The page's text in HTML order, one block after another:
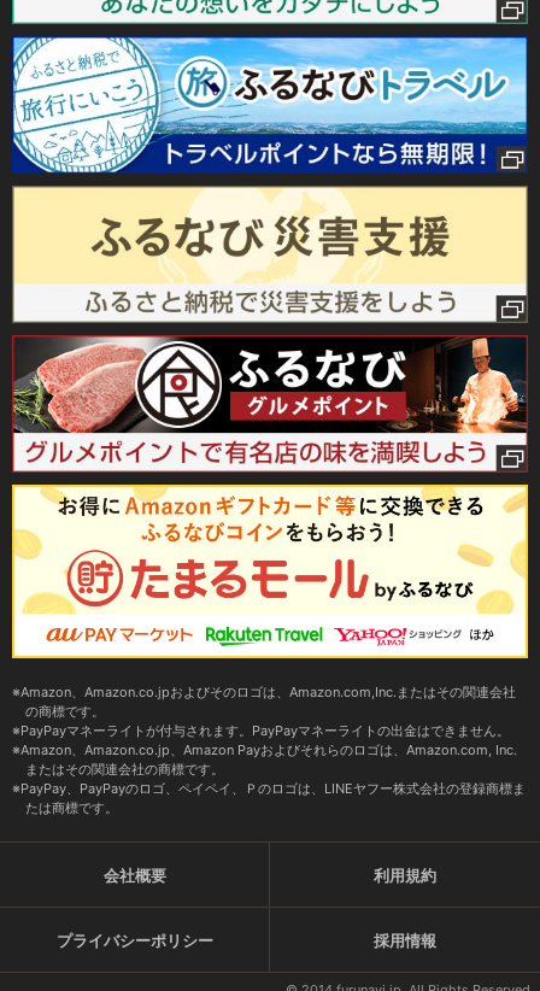
Amazon、Amazon.co.jpおよびそのロゴは、Amazon.com,Inc.またはその関連会社
の商標です。
PayPayマネーライトが付与されます。PayPayマネーライトの出金はできません。
Amazon、Amazon.co.jp、Amazon Payおよびそれらのロゴは、Amazon.com, Inc.
またはその関連会社の商標です。
PayPay、PayPayのロゴ、ペイペイ、Ｐのロゴは、LINEヤフー株式会社の登録商標ま
たは商標です。
会社概要 利用規約
プライバシーポリシー 採用情報